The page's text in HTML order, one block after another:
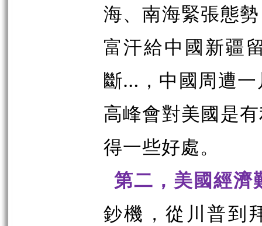
海、南海緊張態
富汗給中國新疆
斷…，中國周遭
高峰會對美國是
得一些好處。
第二，美國經濟
鈔機，從川普到